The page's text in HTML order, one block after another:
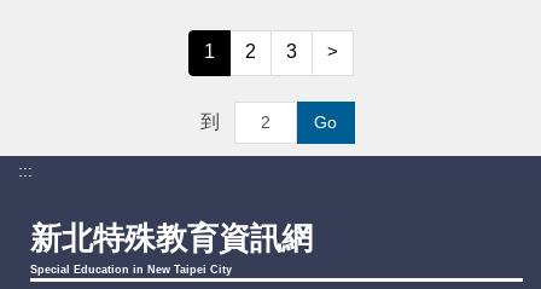
1 2 3 >
到 Go
:::
新北特殊教育資訊網
Special Education in New Taipei City